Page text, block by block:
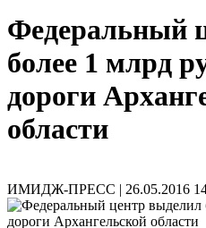
Федеральный
более 1 млрд
дороги
области
ИМИДЖ-ПРЕСС | 26.05.2016